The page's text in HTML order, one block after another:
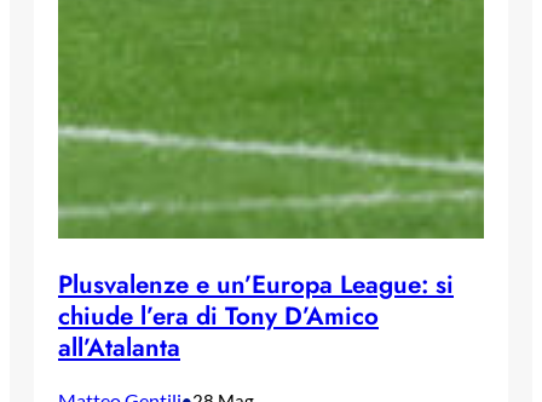
Plusvalenze e un’Europa League: si
chiude l’era di Tony D’Amico
all’Atalanta